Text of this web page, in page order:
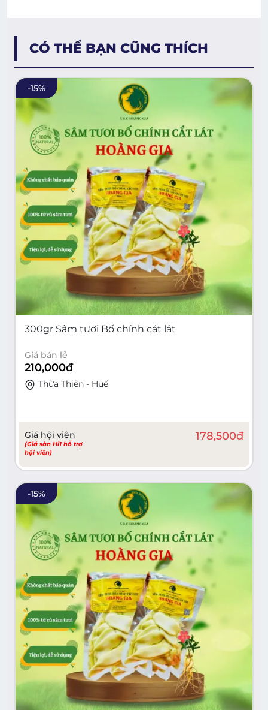
CÓ THỂ BẠN CŨNG THÍCH
-15%
300gr Sâm tươi Bố chính cát lát
Giá bán lẻ
210,000đ
Thừa Thiên - Huế
Giá hội viên
(Giá sàn Hi1 hỗ trợ
hội viên)
178,500đ
-15%